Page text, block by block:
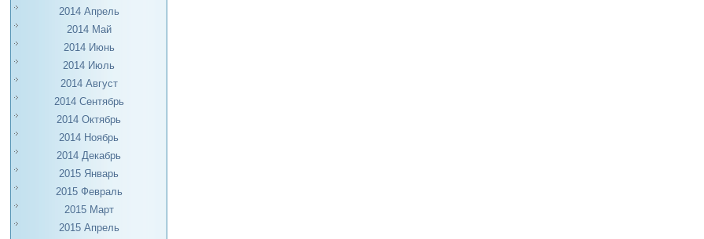
2014 Апрель
2014 Май
2014 Июнь
2014 Июль
2014 Август
2014 Сентябрь
2014 Октябрь
2014 Ноябрь
2014 Декабрь
2015 Январь
2015 Февраль
2015 Март
2015 Апрель